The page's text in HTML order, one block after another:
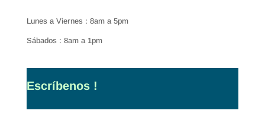
Lunes a Viernes : 8am a 5pm
Sábados : 8am a 1pm
Escríbenos !